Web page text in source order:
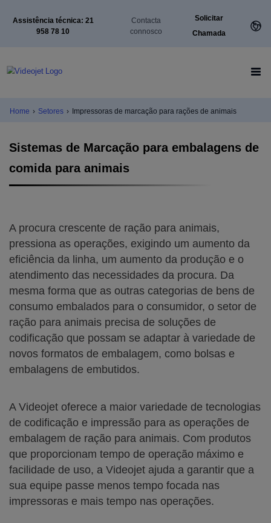
Assistência técnica: 21
958 78 10
Contacta
connosco
Solicitar
Chamada
Home › Setores › Impressoras de marcação para rações de animais
Sistemas de Marcação para embalagens de
comida para animais
A procura crescente de ração para animais,
pressiona as operações, exigindo um aumento da
eficiência da linha, um aumento da produção e o
atendimento das necessidades da procura. Da
mesma forma que as outras categorias de bens de
consumo embalados para o consumidor, o setor de
ração para animais precisa de soluções de
codificação que possam se adaptar à variedade de
novos formatos de embalagem, como bolsas e
embalagens de embutidos.
A Videojet oferece a maior variedade de tecnologias
de codificação e impressão para as operações de
embalagem de ração para animais. Com produtos
que proporcionam tempo de operação máximo e
facilidade de uso, a Videojet ajuda a garantir que a
sua equipe passe menos tempo focada nas
impressoras e mais tempo nas operações.